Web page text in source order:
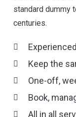
standard dummy
centuries.
Keep the
One-off,
Book,
All in all